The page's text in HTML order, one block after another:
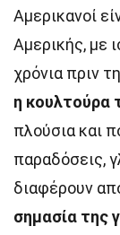
Αμερικανοί
Αμερικής, με
χρόνια πριν
η κουλτούρα
πλούσια και
παραδόσεις,
διαφέρουν
σημασία της